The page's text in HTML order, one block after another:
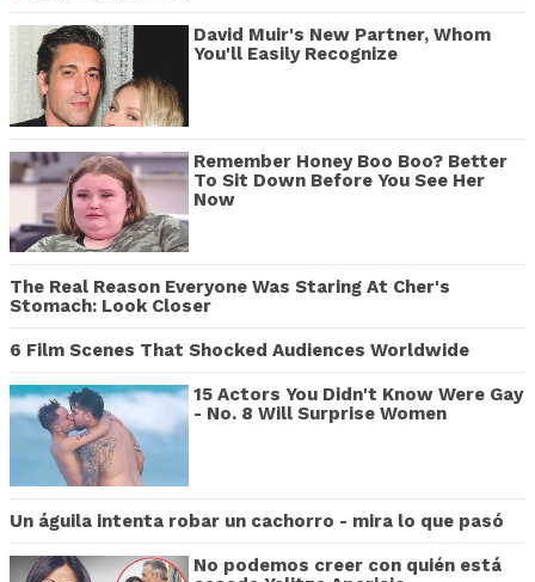
David Muir's New Partner, Whom
You'll Easily Recognize
Remember Honey Boo Boo? Better
To Sit Down Before You See Her
Now
The Real Reason Everyone Was Staring At Cher's
Stomach: Look Closer
6 Film Scenes That Shocked Audiences Worldwide
15 Actors You Didn't Know Were Gay
- No. 8 Will Surprise Women
Un águila intenta robar un cachorro - mira lo que pasó
No podemos creer con quién está